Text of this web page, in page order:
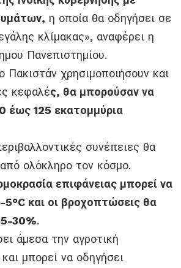
η οποία θα οδηγήσει σε
κλίμακας», αναφέρει η
Πανεπιστημίου.
Πακιστάν χρησιμοποιήσουν και
κεφαλές, θα μπορούσαν να
έως 125 εκατομμύρια
συνέπειες θα
ολόκληρο τον κόσμο.
επιφάνειας μπορεί να
5°C και οι βροχοπτώσεις θα
30%.
άμεσα την αγροτική
μπορεί να οδηγήσει